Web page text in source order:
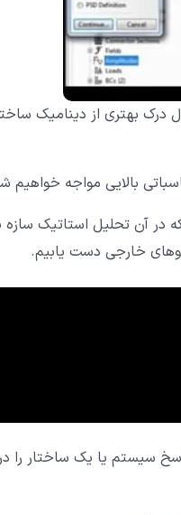
درک بهتری از دینامیک
بالایی مواجه خواهیم
در آن تحلیل استاتیک سازه
خارجی دست یابیم.
سیستم یا یک ساختار را